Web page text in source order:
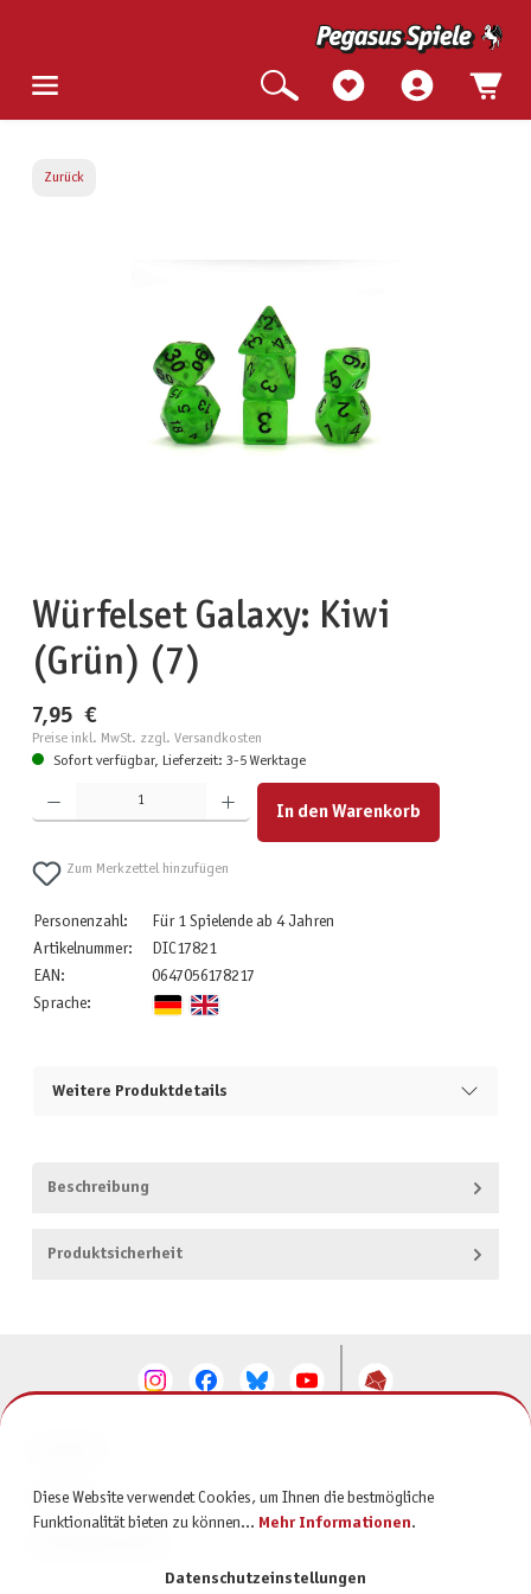
Zurück
Würfelset Galaxy: Kiwi
(Grün) (7)
7,95 €
Preise inkl. MwSt. zzgl. Versandkosten
Sofort verfügbar, Lieferzeit: 3-5 Werktage
Produkt Anzahl: Gib den gewünschten Wert ein oder benutze die Schaltflächen um die Anzahl zu
In den Warenkorb
Zum Merkzettel hinzufügen
Personenzahl:
Für 1 Spielende ab 4 Jahren
Artikelnummer:
DIC17821
EAN:
0647056178217
Sprache:
Weitere Produktdetails
Beschreibung
Produktsicherheit
SERVICE
Diese Website verwendet Cookies, um Ihnen die bestmögliche
Funktionalität bieten zu können... Mehr Informationen.
Datenschutzeinstellungen